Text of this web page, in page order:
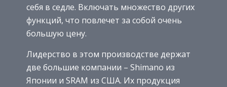
себя в седле. Включать множество других
функций, что повлечет за собой очень
большую цену.
Лидерство в этом производстве держат
две большие компании – Shimano из
Японии и SRAM из США. Их продукция